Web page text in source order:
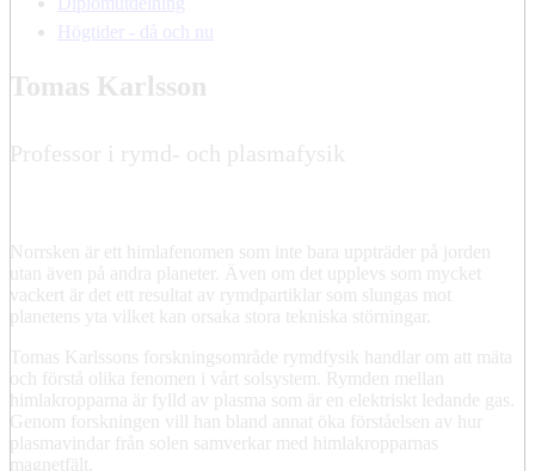
Högtider - då och nu
Tomas Karlsson
Professor i rymd- och plasmafysik
Norrsken är ett himlafenomen som inte bara uppträder på jorden
utan även på andra planeter. Även om det upplevs som mycket
vackert är det ett resultat av rymdpartiklar som slungas mot
planetens yta vilket kan orsaka stora tekniska störningar.
Tomas Karlssons forskningsområde rymdfysik handlar om att mäta
och förstå olika fenomen i vårt solsystem. Rymden mellan
himlakropparna är fylld av plasma som är en elektriskt ledande gas.
Genom forskningen vill han bland annat öka förståelsen av hur
plasmavindar från solen samverkar med himlakropparnas
magnetfält.